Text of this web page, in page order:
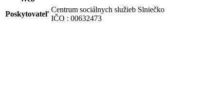
Poskytovateľ
Centrum sociálnych služieb Slniečko
IČO : 00632473